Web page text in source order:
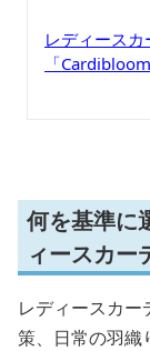
レディース
「Cardibloom
何を基準に
ィースカー
レディースカ
策、日常の羽織